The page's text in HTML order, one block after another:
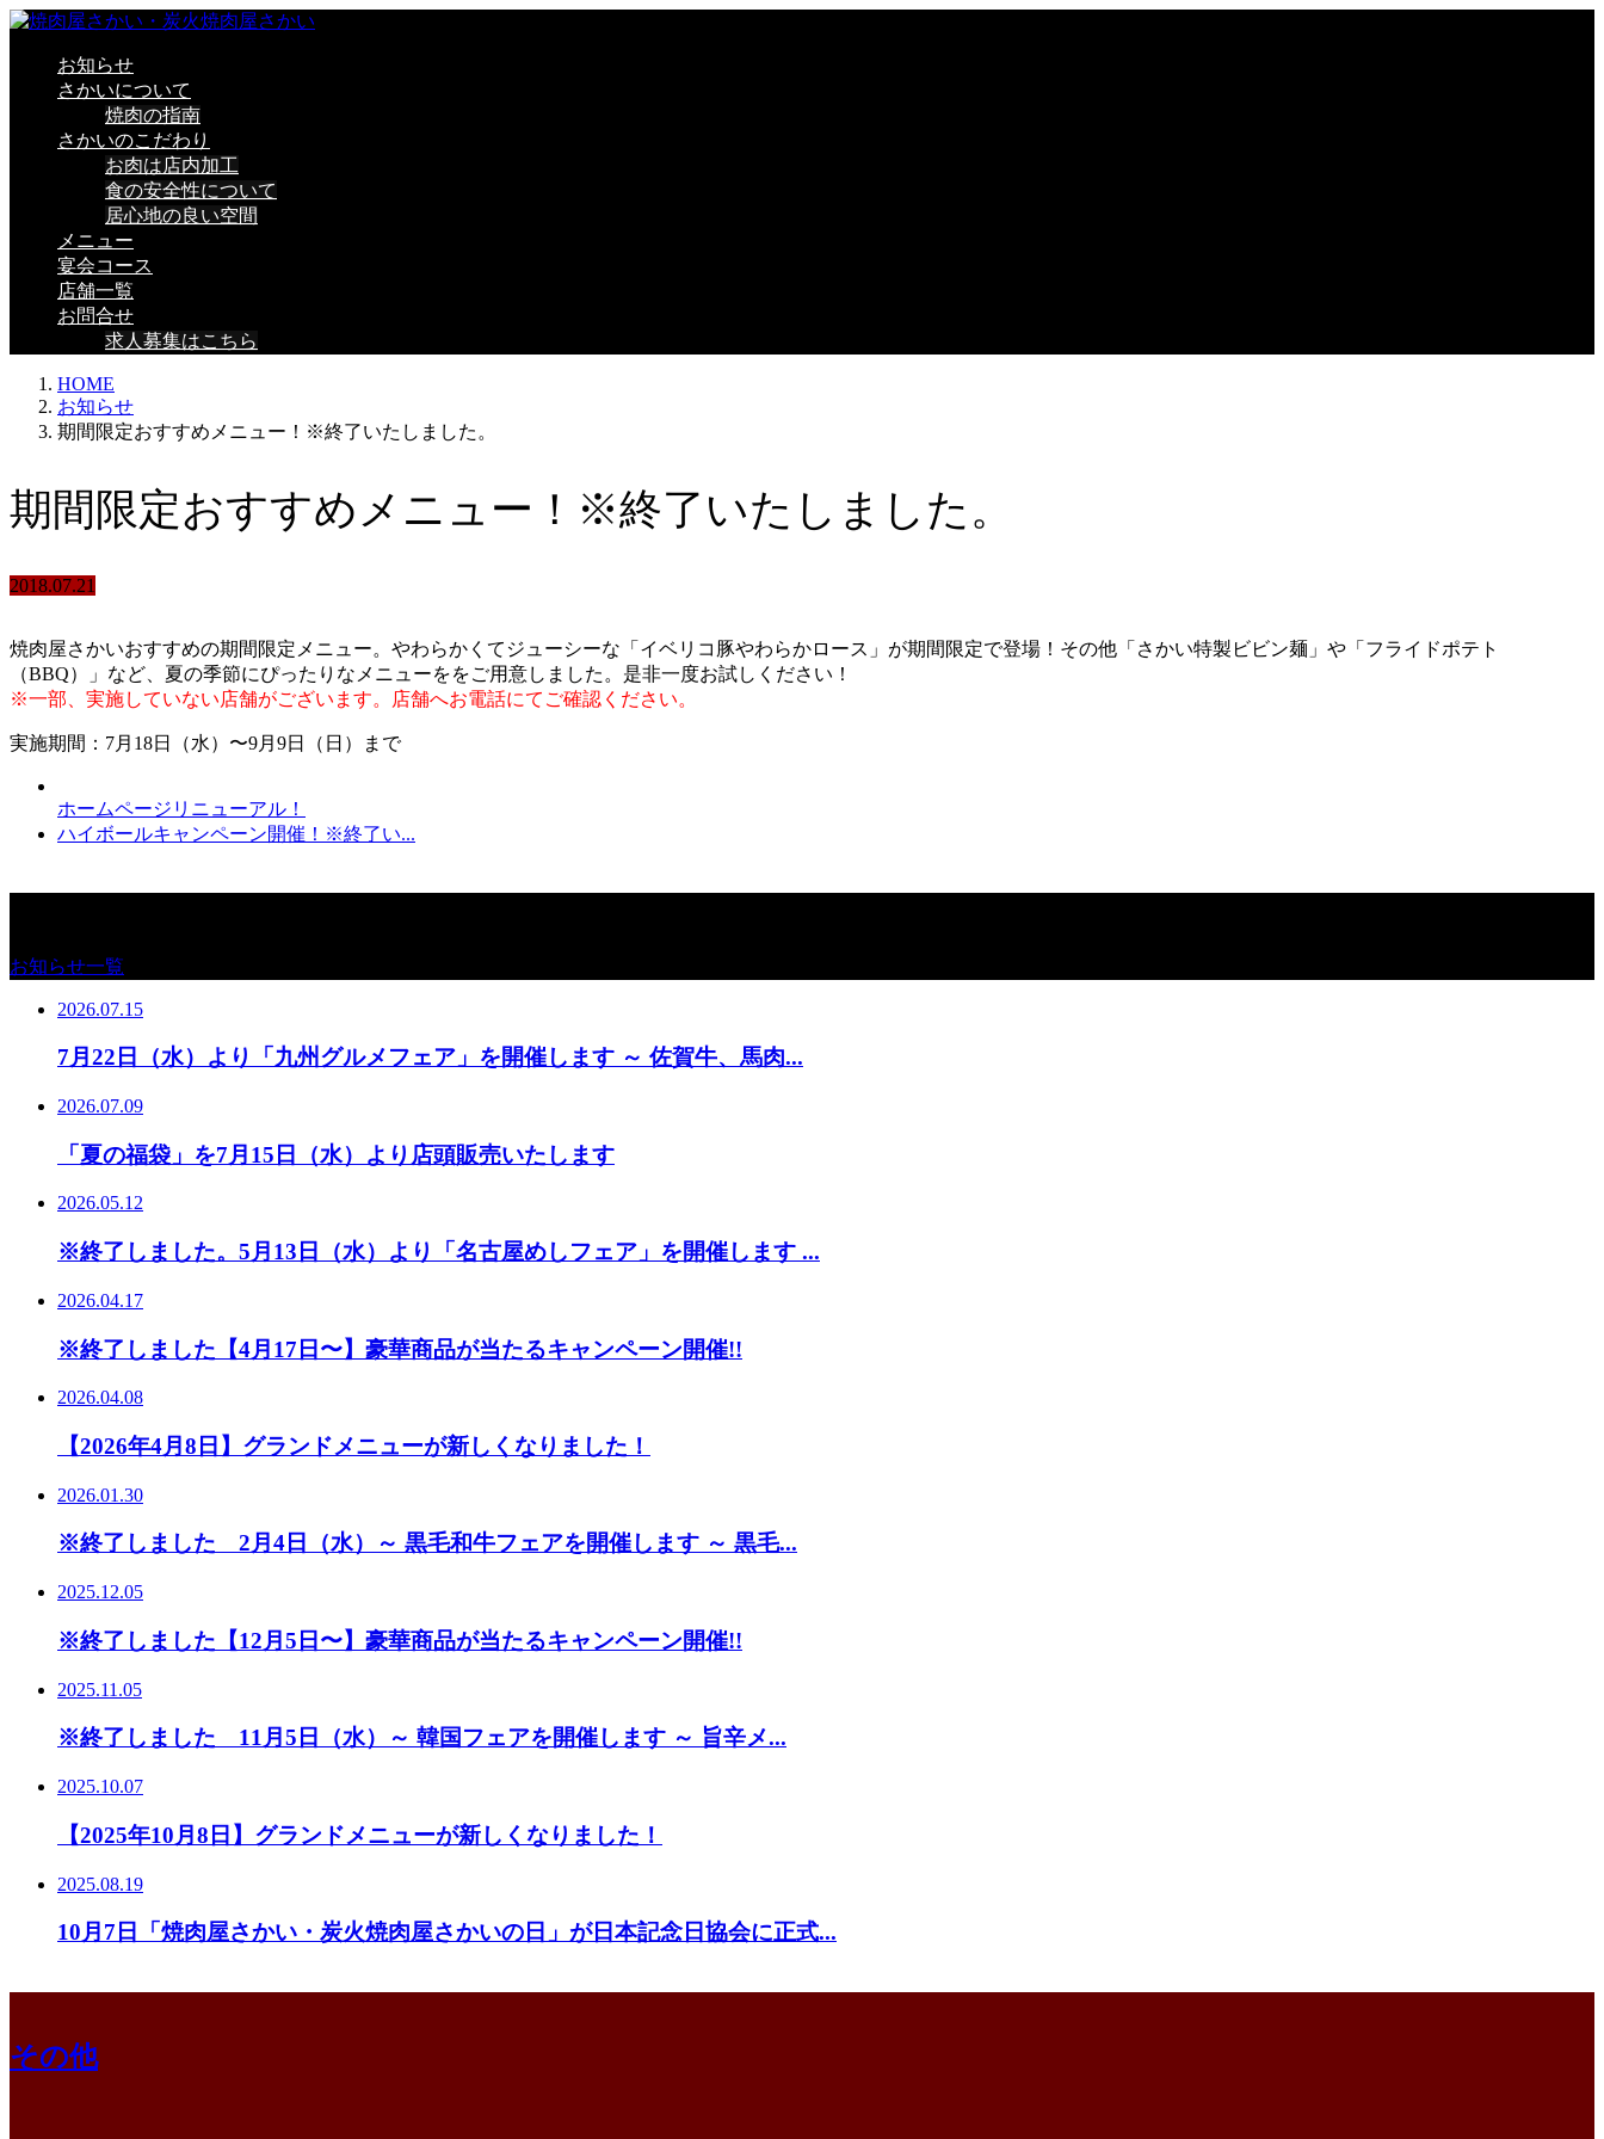
お知らせ
さかいについて
焼肉の指南
さかいのこだわり
お肉は店内加工
食の安全性について
居心地の良い空間
メニュー
宴会コース
店舗一覧
お問合せ
求人募集はこちら
HOME
お知らせ
期間限定おすすめメニュー！※終了いたしました。
期間限定おすすめメニュー！※終了いたしました。
2018.07.21
焼肉屋さかいおすすめの期間限定メニュー。やわらかくてジューシーな「イベリコ豚やわらかロース」が期間限定で登場！その他「さかい特製ビビン麺」や「フライドポテト
（BBQ）」など、夏の季節にぴったりなメニューををご用意しました。是非一度お試しください！
※一部、実施していない店舗がございます。店舗へお電話にてご確認ください。
実施期間：7月18日（水）〜9月9日（日）まで
ホームページリニューアル！
ハイボールキャンペーン開催！※終了い...
お知らせ一覧
2026.07.15
7月22日（水）より「九州グルメフェア」を開催します ～ 佐賀牛、馬肉...
2026.07.09
「夏の福袋」を7月15日（水）より店頭販売いたします
2026.05.12
※終了しました。5月13日（水）より「名古屋めしフェア」を開催します ...
2026.04.17
※終了しました【4月17日〜】豪華商品が当たるキャンペーン開催!!
2026.04.08
【2026年4月8日】グランドメニューが新しくなりました！
2026.01.30
※終了しました 2月4日（水）～ 黒毛和牛フェアを開催します ～ 黒毛...
2025.12.05
※終了しました【12月5日〜】豪華商品が当たるキャンペーン開催!!
2025.11.05
※終了しました 11月5日（水）～ 韓国フェアを開催します ～ 旨辛メ...
2025.10.07
【2025年10月8日】グランドメニューが新しくなりました！
2025.08.19
10月7日「焼肉屋さかい・炭火焼肉屋さかいの日」が日本記念日協会に正式...
その他